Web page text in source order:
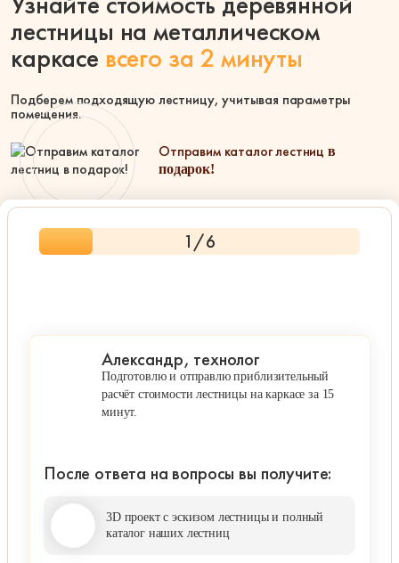
Элитные
пн-пт: 9:00-19:00 , сб-вс: 9:00-18:00
лестницы на металлическом
каркасе всего за 2 минуты
Подберем подходящую лестницу, учитывая параметры
помещения.
Отправим каталог лестниц в
подарок!
1/6
Александр, технолог
Подготовлю и отправлю приблизительный
расчёт стоимости лестницы на каркасе за 15
минут.
После ответа на вопросы вы получите:
3D проект с эскизом лестницы и полный
каталог наших лестниц